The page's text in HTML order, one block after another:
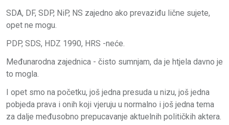
SDA, DF, SDP, NiP, NS zajedno ako prevaziđu lične sujete,
opet ne mogu.
PDP, SDS, HDZ 1990, HRS -neće.
Međunarodna zajednica - čisto sumnjam, da je htjela davno je
to mogla.
I opet smo na početku, još jedna presuda u nizu, još jedna
pobjeda prava i onih koji vjeruju u normalno i još jedna tema
za dalje međusobno prepucavanje aktuelnih političkih aktera.